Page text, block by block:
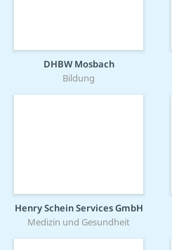
DHBW Mosbach
Bildung
Henry Schein Services GmbH
Medizin und Gesundheit